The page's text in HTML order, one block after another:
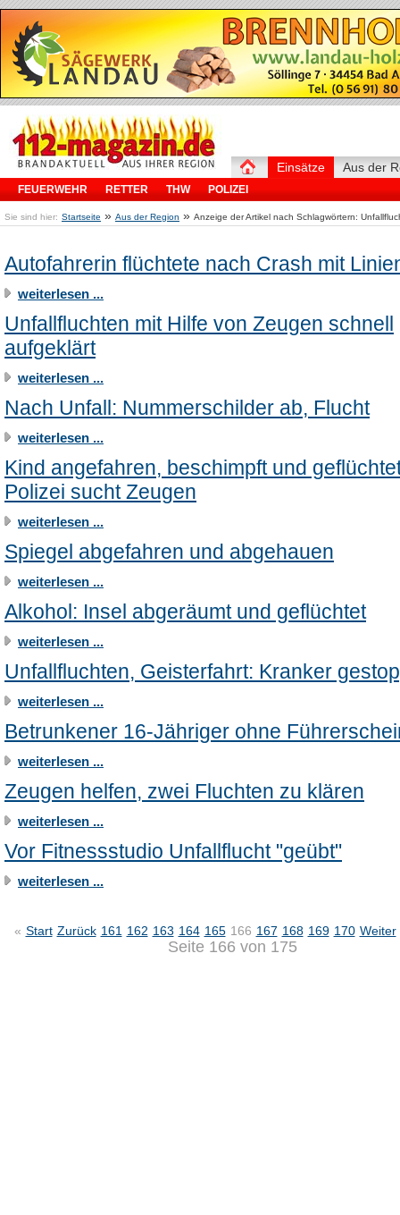
Einsätze
FEUERWEHR RETTER THW POLIZEI
Aus der
Sie sind hier: Startseite » Aus der Region » Anzeige der Artikel nach Schlagwörtern:
Autofahrerin flüchtete nach Crash mit
weiterlesen ...
Unfallfluchten mit Hilfe von Zeugen schnell
aufgeklärt
weiterlesen ...
Nach Unfall: Nummerschilder ab, Flucht
weiterlesen ...
Kind angefahren, beschimpft und
Polizei sucht Zeugen
weiterlesen ...
Spiegel abgefahren und abgehauen
weiterlesen ...
Alkohol: Insel abgeräumt und geflüchtet
weiterlesen ...
Unfallfluchten, Geisterfahrt: Kranker
weiterlesen ...
Betrunkener 16-Jähriger ohne
weiterlesen ...
Zeugen helfen, zwei Fluchten zu klären
weiterlesen ...
Vor Fitnessstudio Unfallflucht "geübt"
weiterlesen ...
« Start Zurück 161 162 163 164 165 166 167 168 169 170 Weiter
Seite 166 von 175